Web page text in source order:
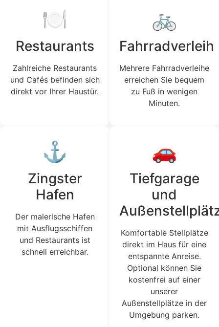
🍽️
Restaurants
Zahlreiche Restaurants
und Cafés befinden sich
direkt vor Ihrer Haustür.
🚲
Fahrradverleih
Mehrere Fahrradverleihe
erreichen Sie bequem
zu Fuß in wenigen
Minuten.
⚓
Zingster
Hafen
Der malerische Hafen
mit Ausflugsschiffen
und Restaurants ist
schnell erreichbar.
🚗
Tiefgarage
und
Komfortable Stellplätze
direkt im Haus für eine
entspannte Anreise.
Optional können Sie
kostenfrei auf einer
unserer
Außenstellplätze in der
Umgebung parken.